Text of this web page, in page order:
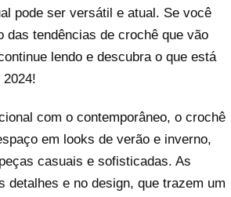
pode ser versátil e atual. Se você
das tendências de crochê que vão
lendo e descubra o que está
com o contemporâneo, o crochê
em looks de verão e inverno,
casuais e sofisticadas. As
detalhes e no design, que trazem um